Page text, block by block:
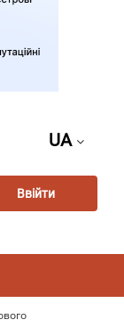
UA
Ввійти